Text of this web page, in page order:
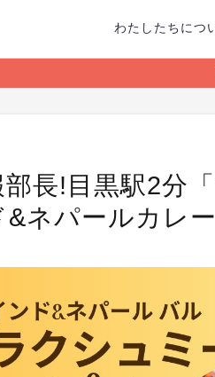
わたしたちにつ
長!目黒駅2分
&ネパールカレー